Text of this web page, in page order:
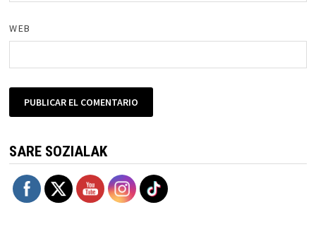
WEB
SARE SOZIALAK